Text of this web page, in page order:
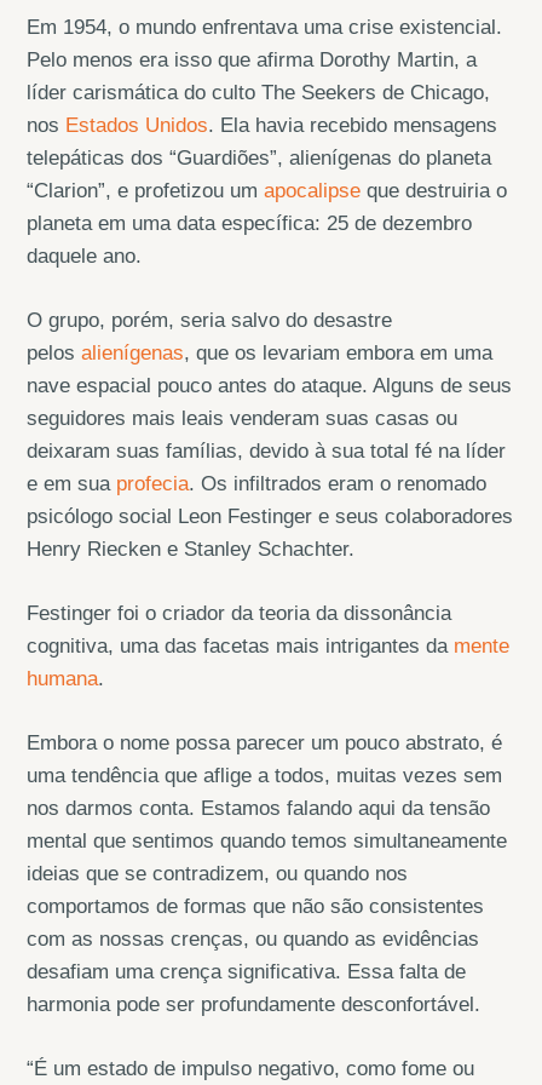
Em 1954, o mundo enfrentava uma crise existencial.
Pelo menos era isso que afirma Dorothy Martin, a
líder carismática do culto The Seekers de Chicago,
nos Estados Unidos. Ela havia recebido mensagens
telepáticas dos “Guardiões”, alienígenas do planeta
“Clarion”, e profetizou umapocalipse que destruiria o
planeta em uma data específica: 25 de dezembro
daquele ano.
O grupo, porém, seria salvo do desastre
pelosalienígenas, que os levariam embora em uma
nave espacial pouco antes do ataque. Alguns de seus
seguidores mais leais venderam suas casas ou
deixaram suas famílias, devido à sua total fé na líder
e em sua profecia. Os infiltrados eram o renomado
psicólogo social Leon Festinger e seus colaboradores
Henry Riecken e Stanley Schachter.
Festinger foi o criador da teoria da dissonância
cognitiva, uma das facetas mais intrigantes da mente
humana.
Embora o nome possa parecer um pouco abstrato, é
uma tendência que aflige a todos, muitas vezes sem
nos darmos conta. Estamos falando aqui da tensão
mental que sentimos quando temos simultaneamente
ideias que se contradizem, ou quando nos
comportamos de formas que não são consistentes
com as nossas crenças, ou quando as evidências
desafiam uma crença significativa. Essa falta de
harmonia pode ser profundamente desconfortável.
“É um estado de impulso negativo, como fome ou